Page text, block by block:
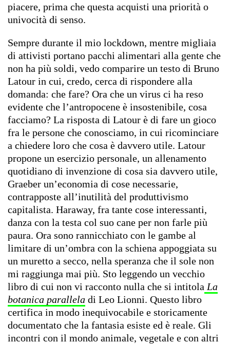
piacere, prima che questa acquisti una priorità o
univocità di senso.
Sempre durante il mio lockdown, mentre migliaia
di attivisti portano pacchi alimentari alla gente che
non ha più soldi, vedo comparire un testo di Bruno
Latour in cui, credo, cerca di rispondere alla
domanda: che fare? Ora che un virus ci ha reso
evidente che l’antropocene è insostenibile, cosa
facciamo? La risposta di Latour è di fare un gioco
fra le persone che conosciamo, in cui ricominciare
a chiedere loro che cosa è davvero utile. Latour
propone un esercizio personale, un allenamento
quotidiano di invenzione di cosa sia davvero utile,
Graeber un’economia di cose necessarie,
contrapposte all’inutilità del produttivismo
capitalista. Haraway, fra tante cose interessanti,
danza con la testa col suo cane per non farle più
paura. Ora sono rannicchiato con le gambe al
limitare di un’ombra con la schiena appoggiata su
un muretto a secco, nella speranza che il sole non
mi raggiunga mai più. Sto leggendo un vecchio
libro di cui non vi racconto nulla che si intitola La
botanica parallela di Leo Lionni. Questo libro
certifica in modo inequivocabile e storicamente
documentato che la fantasia esiste ed è reale. Gli
incontri con il mondo animale, vegetale e con altri